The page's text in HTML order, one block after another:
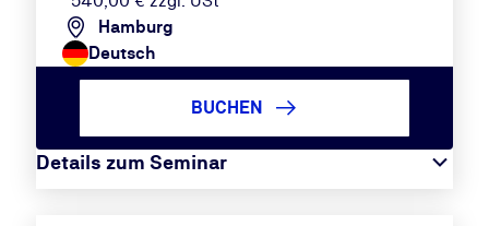
Hamburg
Deutsch
Details zum Seminar
BUCHEN